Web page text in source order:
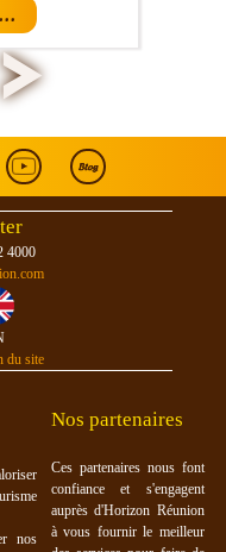
4000
du site
nos
Nos partenaires
Ces partenaires nous font
confiance et s'engagent
auprès d'Horizon Réunion
à vous fournir le meilleur